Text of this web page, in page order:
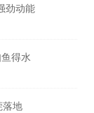
劲动能
得水
落地